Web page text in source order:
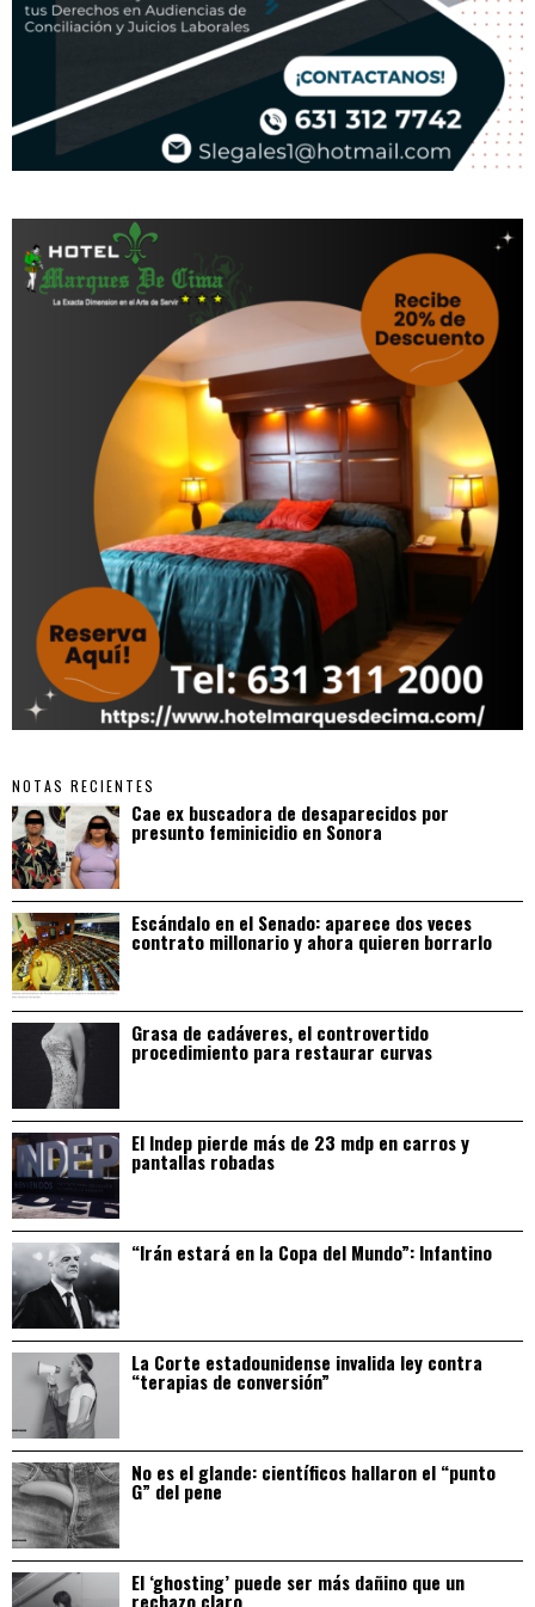
NOTAS RECIENTES
Cae ex buscadora de desaparecidos por
presunto feminicidio en Sonora
Escándalo en el Senado: aparece dos veces
contrato millonario y ahora quieren borrarlo
Grasa de cadáveres, el controvertido
procedimiento para restaurar curvas
El Indep pierde más de 23 mdp en carros y
pantallas robadas
“Irán estará en la Copa del Mundo”: Infantino
La Corte estadounidense invalida ley contra
“terapias de conversión”
No es el glande: científicos hallaron el “punto
G” del pene
El ‘ghosting’ puede ser más dañino que un
rechazo claro